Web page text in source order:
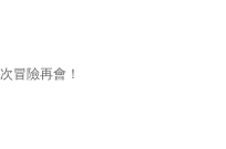
冒險再會！